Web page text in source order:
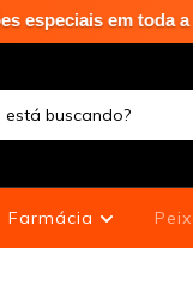
nas terças e
Farmácia